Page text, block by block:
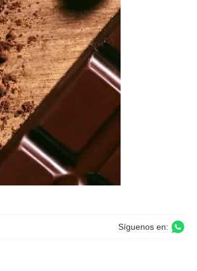
Síguenos en: